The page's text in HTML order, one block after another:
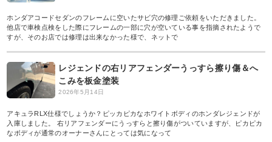
ホンダアコードセダンのフレームに空いたサビ穴の修理ご依頼をいただきました。
他店で車検点検をした際にフレームの一部に穴が空いている事を指摘されたようで
すが、そのお店では修理は出来なかった様で、ネットで
レジェンドの右リアフェンダーうっすら擦り傷＆へ
こみを板金塗装
2026年5月14日
アキュラRLX仕様でしょうか？ピッカピカなホワイトボディのホンダレジェンドが
入庫しました。 右リアフェンダーにうっすらと擦り傷がついていますが、ピカピカ
なボディが通常のオーナーさんにとっては気になって